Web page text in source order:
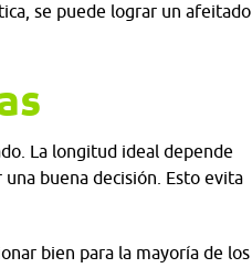
se puede lograr un afeitado
La longitud ideal depende
buena decisión. Esto evita
bien para la mayoría de los